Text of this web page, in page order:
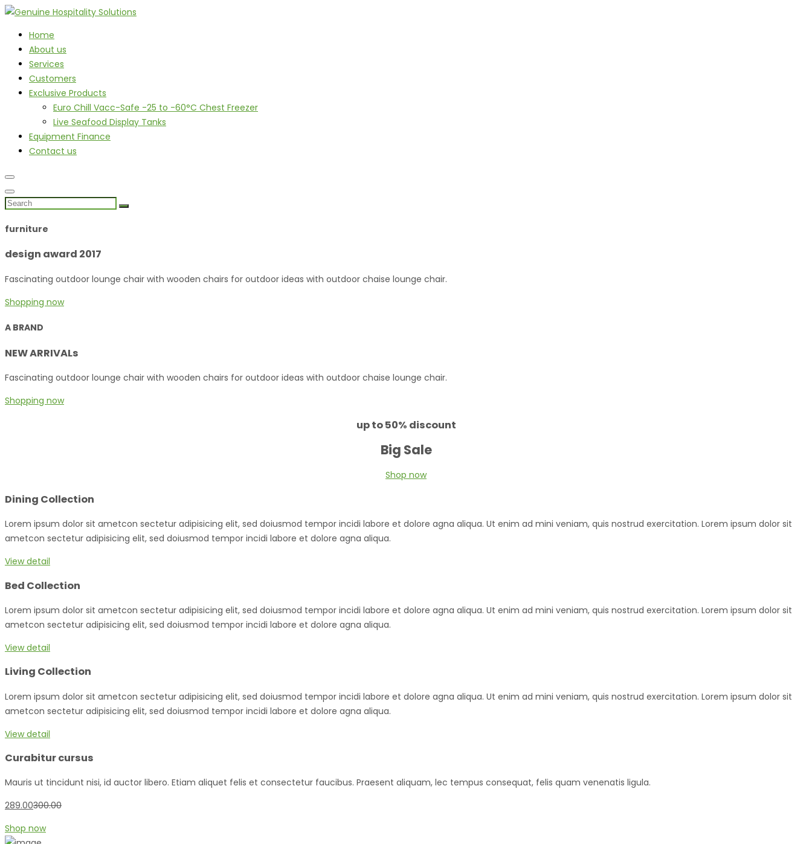
Home
About us
Services
Customers
Exclusive Products
Euro Chill Vacc-Safe -25 to -60°C Chest Freezer
Live Seafood Display Tanks
Equipment Finance
Contact us
furniture
design award 2017
Fascinating outdoor lounge chair with wooden chairs for outdoor ideas with outdoor chaise lounge chair.
Shopping now
A BRAND
NEW ARRIVALs
Fascinating outdoor lounge chair with wooden chairs for outdoor ideas with outdoor chaise lounge chair.
Shopping now
up to 50% discount
Big Sale
Shop now
Dining Collection
Lorem ipsum dolor sit ametcon sectetur adipisicing elit, sed doiusmod tempor incidi labore et dolore agna aliqua. Ut enim ad mini veniam, quis nostrud exercitation. Lorem ipsum dolor sit
ametcon sectetur adipisicing elit, sed doiusmod tempor incidi labore et dolore agna aliqua.
View detail
Bed Collection
Lorem ipsum dolor sit ametcon sectetur adipisicing elit, sed doiusmod tempor incidi labore et dolore agna aliqua. Ut enim ad mini veniam, quis nostrud exercitation. Lorem ipsum dolor sit
ametcon sectetur adipisicing elit, sed doiusmod tempor incidi labore et dolore agna aliqua.
View detail
Living Collection
Lorem ipsum dolor sit ametcon sectetur adipisicing elit, sed doiusmod tempor incidi labore et dolore agna aliqua. Ut enim ad mini veniam, quis nostrud exercitation. Lorem ipsum dolor sit
ametcon sectetur adipisicing elit, sed doiusmod tempor incidi labore et dolore agna aliqua.
View detail
Curabitur cursus
Mauris ut tincidunt nisi, id auctor libero. Etiam aliquet felis et consectetur faucibus. Praesent aliquam, lec tempus consequat, felis quam venenatis ligula.
289.00300.00
Shop now